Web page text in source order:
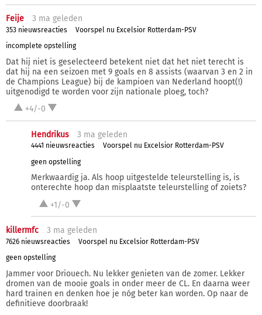
Feije 3 ma geleden
353 nieuwsreacties
Voorspel nu Excelsior Rotterdam-PSV
incomplete opstelling
Dat hij niet is geselecteerd betekent niet dat het niet terecht is
dat hij na een seizoen met 9 goals en 8 assists (waarvan 3 en 2 in
de Champions League) bij de kampioen van Nederland hoopt(!)
uitgenodigd te worden voor zijn nationale ploeg, toch?
+4/-0
Hendrikus 3 ma geleden
4441 nieuwsreacties
Voorspel nu Excelsior Rotterdam-PSV
geen opstelling
Merkwaardig ja. Als hoop uitgestelde teleurstelling is, is
onterechte hoop dan misplaatste teleurstelling of zoiets?
+1/-0
killermfc 3 ma geleden
7626 nieuwsreacties
Voorspel nu Excelsior Rotterdam-PSV
geen opstelling
Jammer voor Driouech. Nu lekker genieten van de zomer. Lekker
dromen van de mooie goals in onder meer de CL. En daarna weer
hard trainen en denken hoe je nóg beter kan worden. Op naar de
definitieve doorbraak!